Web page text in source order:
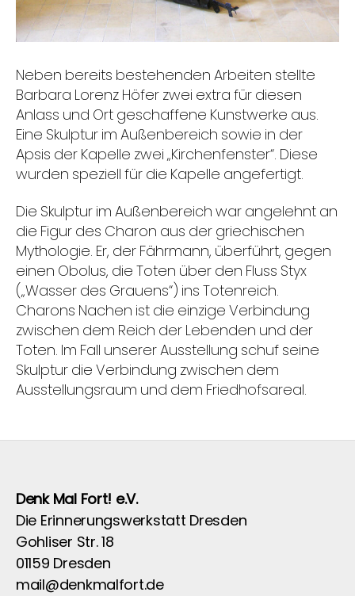
Neben bereits bestehenden Arbeiten stellte
Barbara Lorenz Höfer zwei extra für diesen
Anlass und Ort geschaffene Kunstwerke aus.
Eine Skulptur im Außenbereich sowie in der
Apsis der Kapelle zwei „Kirchenfenster“. Diese
wurden speziell für die Kapelle angefertigt.
Die Skulptur im Außenbereich war angelehnt an
die Figur des Charon aus der griechischen
Mythologie. Er, der Fährmann, überführt, gegen
einen Obolus, die Toten über den Fluss Styx
(„Wasser des Grauens“) ins Totenreich.
Charons Nachen ist die einzige Verbindung
zwischen dem Reich der Lebenden und der
Toten. Im Fall unserer Ausstellung schuf seine
Skulptur die Verbindung zwischen dem
Ausstellungsraum und dem Friedhofsareal.
Denk Mal Fort! e.V.
Die Erinnerungswerkstatt Dresden
Gohliser Str. 18
01159 Dresden
mail@denkmalfort.de